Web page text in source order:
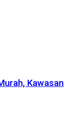
Kawasan